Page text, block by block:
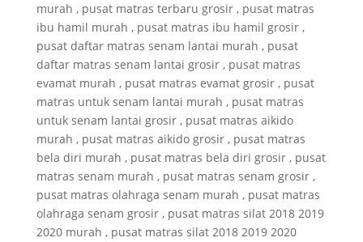
murah , pusat matras terbaru grosir , pusat matras
ibu hamil murah , pusat matras ibu hamil grosir ,
pusat daftar matras senam lantai murah , pusat
daftar matras senam lantai grosir , pusat matras
evamat murah , pusat matras evamat grosir , pusat
matras untuk senam lantai murah , pusat matras
untuk senam lantai grosir , pusat matras aikido
murah , pusat matras aikido grosir , pusat matras
bela diri murah , pusat matras bela diri grosir , pusat
matras senam murah , pusat matras senam grosir ,
pusat matras olahraga senam murah , pusat matras
olahraga senam grosir , pusat matras silat 2018 2019
2020 murah , pusat matras silat 2018 2019 2020